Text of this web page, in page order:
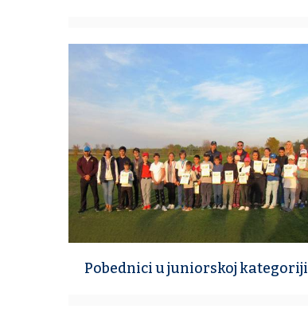
Pobednici u juniorskoj kategoriji